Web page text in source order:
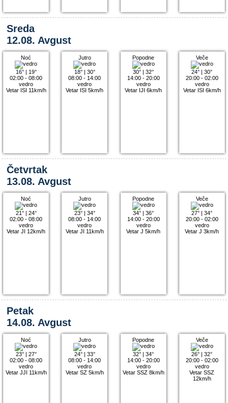
Sreda
12.08. Avgust
Noć
16°| 19°
02:00 - 08:00
vedro
Vetar ISI 11km/h
Jutro
18°| 30°
08:00 - 14:00
vedro
Vetar ISI 5km/h
Popodne
30° |32°
14:00 - 20:00
vedro
Vetar IJI 6km/h
Veče
24° |30°
20:00 - 02:00
vedro
Vetar ISI 6km/h
Četvrtak
13.08. Avgust
Noć
21°| 24°
02:00 - 08:00
vedro
Vetar JI 12km/h
Jutro
23°| 34°
08:00 - 14:00
vedro
Vetar JI 11km/h
Popodne
34° |36°
14:00 - 20:00
vedro
Vetar J 5km/h
Veče
27° |34°
20:00 - 02:00
vedro
Vetar J 3km/h
Petak
14.08. Avgust
Noć
23°| 27°
02:00 - 08:00
vedro
Vetar JJI 11km/h
Jutro
24°| 33°
08:00 - 14:00
vedro
Vetar SZ 5km/h
Popodne
32° |34°
14:00 - 20:00
vedro
Vetar SSZ 8km/h
Veče
26° |32°
20:00 - 02:00
vedro
Vetar SSZ
12km/h